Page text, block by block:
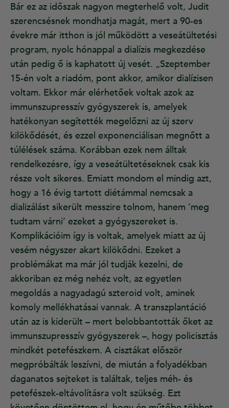
Bár ez az időszak nagyon megterhelő volt, Judit
szerencsésnek mondhatja magát, mert a 90-es
évekre már itthon is jól működött a veseátültetési
program, nyolc hónappal a dialízis megkezdése
után pedig ő is kaphatott új vesét. „Szeptember
15-én volt a riadóm, pont akkor, amikor dialízisen
voltam. Ekkor már elérhetőek voltak azok az
immunszupresszív gyógyszerek is, amelyek
hatékonyan segítették megelőzni az új szerv
kilökődését, és ezzel exponenciálisan megnőtt a
túlélések száma. Korábban ezek nem álltak
rendelkezésre, így a veseátültetéseknek csak kis
része volt sikeres. Emiatt mondom el mindig azt,
hogy a 16 évig tartott diétámmal nemcsak a
dializálást sikerült messzire tolnom, hanem ’meg
tudtam várni’ ezeket a gyógyszereket is.
Komplikációim így is voltak, amelyek miatt az új
vesém négyszer akart kilökődni. Ezeket a
problémákat ma már jól tudják kezelni, de
akkoriban ez még nehéz volt, az egyetlen
megoldás a nagyadagú szteroid volt, aminek
komoly mellékhatásai vannak. A transzplantáció
után az is kiderült – mert belobbantották őket az
immunszupresszív gyógyszerek –, hogy policisztás
mindkét petefészkem. A cisztákat először
megpróbálták leszívni, de miután a folyadékban
daganatos sejteket is találtak, teljes méh- és
petefészek-eltávolításra volt szükség. Ezt